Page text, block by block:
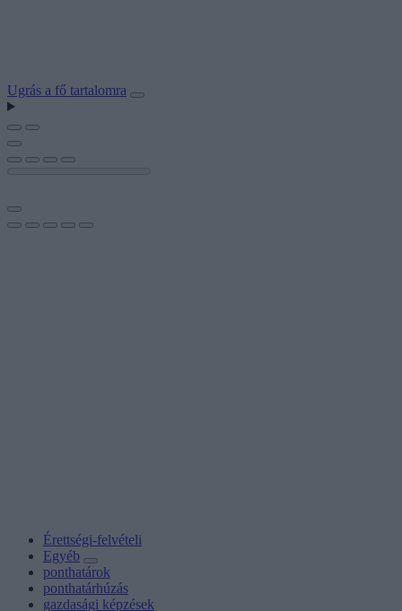
Ugrás a fő tartalomra
Érettségi-felvételi
Egyéb
ponthatárok
ponthatárhúzás
gazdasági képzések